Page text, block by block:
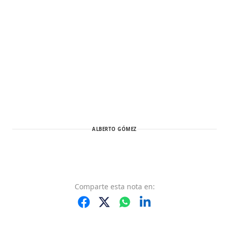
ALBERTO GÓMEZ
Comparte esta nota en: